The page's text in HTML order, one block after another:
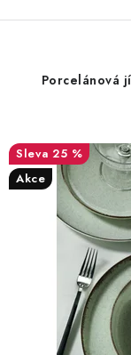
Porcelánová
25 %
Akce